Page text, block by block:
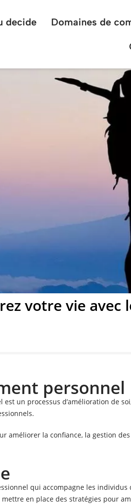
decide Domaines de
Prendre
votre vie avec
personnel
est un processus d’amélioration de
améliorer la confiance, la gestion
qui accompagne les
en place des stratégies pour